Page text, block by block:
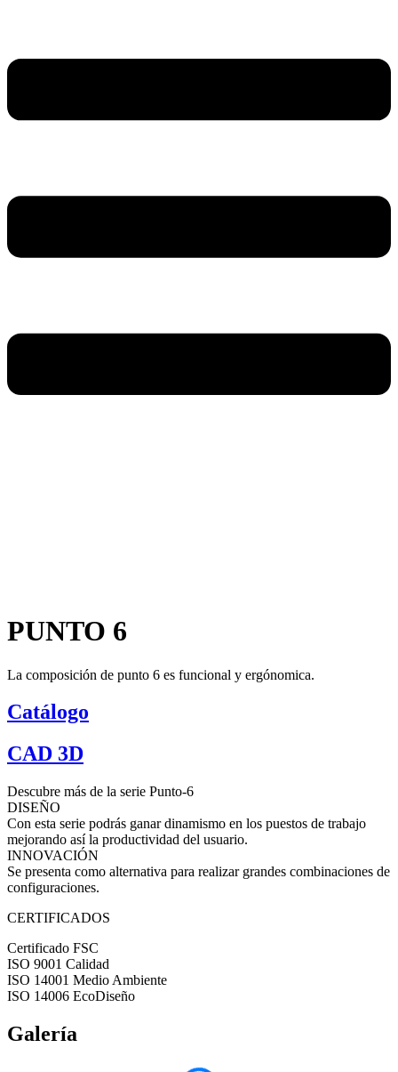
PUNTO 6
La composición de punto 6 es funcional y ergónomica.
Catálogo
CAD 3D
Descubre más de la serie Punto-6
DISEÑO
Con esta serie podrás ganar dinamismo en los puestos de trabajo
mejorando así la productividad del usuario.
INNOVACIÓN
Se presenta como alternativa para realizar grandes combinaciones de
configuraciones.
CERTIFICADOS
Certificado FSC
ISO 9001 Calidad
ISO 14001 Medio Ambiente
ISO 14006 EcoDiseño
Galería